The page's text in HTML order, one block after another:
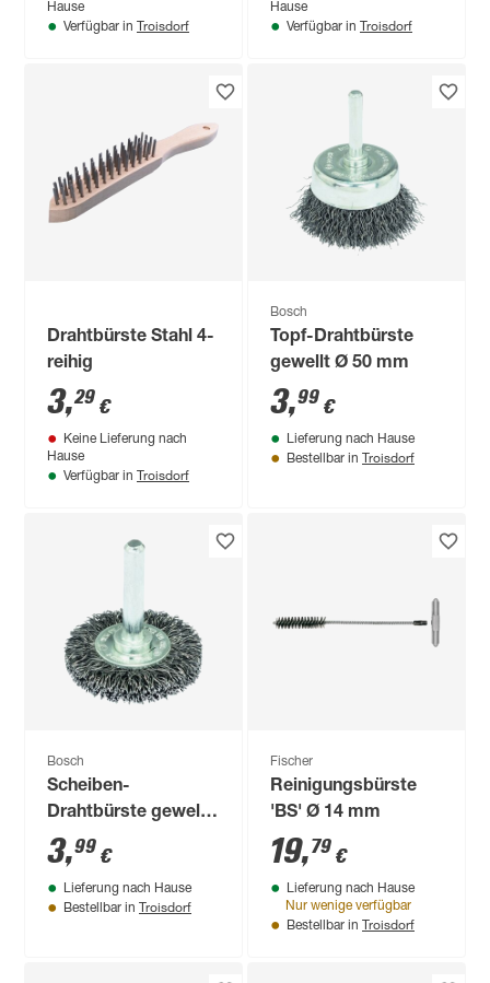
Hause
Verfügbar in Troisdorf
Hause
Verfügbar in Troisdorf
Drahtbürste Stahl 4-
reihig
3,29 €
Keine Lieferung nach
Hause
Verfügbar in Troisdorf
Bosch
Topf-Drahtbürste
gewellt Ø 50 mm
3,99 €
Lieferung nach Hause
Bestellbar in Troisdorf
Bosch
Scheiben-
Drahtbürste gewellt
Ø 38 mm
3,99 €
Lieferung nach Hause
Bestellbar in Troisdorf
Fischer
Reinigungsbürste
'BS' Ø 14 mm
19,79 €
Lieferung nach Hause
Nur wenige verfügbar
Bestellbar in Troisdorf